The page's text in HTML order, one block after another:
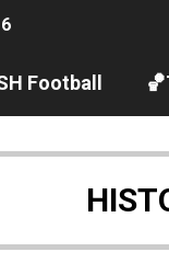
2026 (París,
2026
2026 (París,
Football